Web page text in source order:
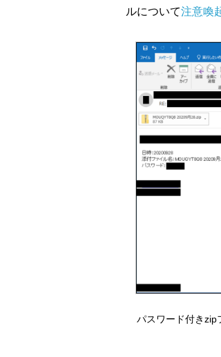
ルについて注意喚
パスワード付きzip